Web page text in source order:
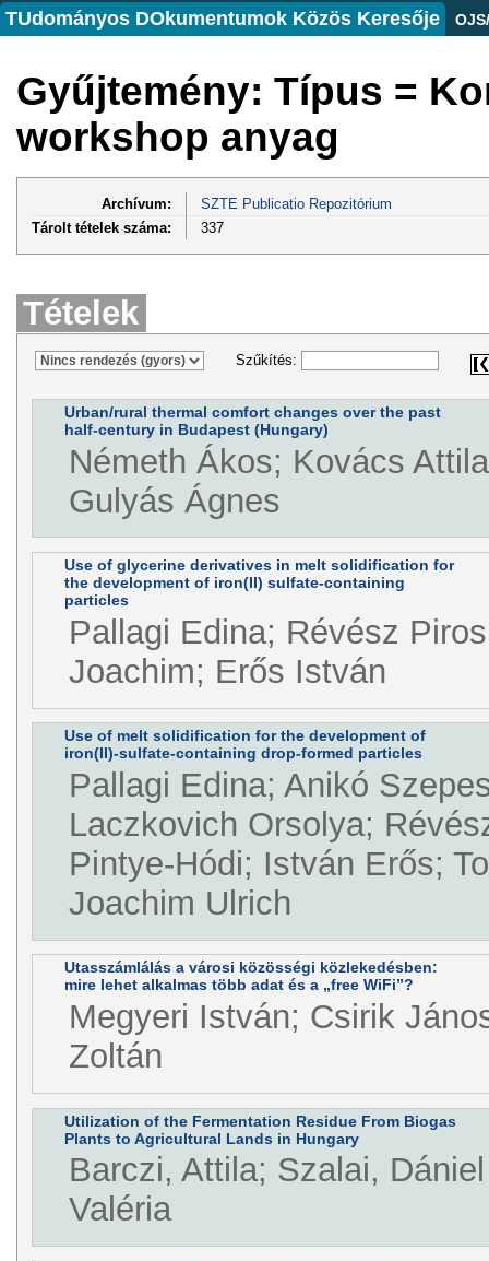
TUdományos DOkumentumok Közös Keresője
Gyűjtemény: Típus =
workshop anyag
Archívum:
SZTE Publicatio Repozitórium
Tárolt tételek száma:
337
Tételek
Szűkítés:
Urban/rural thermal comfort changes over the past
half-century in Budapest (Hungary)
Németh Ákos; Kovács
Gulyás Ágnes
Use of glycerine derivatives in melt solidification for
the development of iron(II) sulfate-containing
particles
Pallagi Edina; Révész
Joachim; Erős István
Use of melt solidification for the development of
iron(II)-sulfate-containing drop-formed particles
Pallagi Edina; Anikó
Laczkovich Orsolya;
Pintye-Hódi; István Erős;
Joachim Ulrich
Utasszámlálás a városi közösségi közlekedésben:
mire lehet alkalmas több adat és a „free WiFi”?
Megyeri István; Csirik
Zoltán
Utilization of the Fermentation Residue From Biogas
Plants to Agricultural Lands in Hungary
Barczi, Attila; Szalai,
Valéria